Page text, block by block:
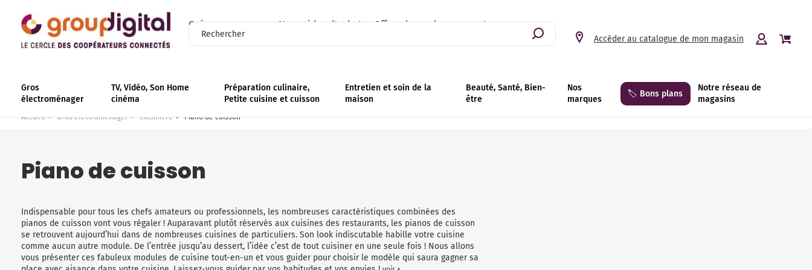
Qui sommes-nous Nos guides d'achat Offres de remboursement
Accéder au catalogue de mon magasin
Gros
électroménager
TV, Vidéo, Son Home
cinéma
Préparation culinaire,
Petite cuisine et cuisson
Entretien et soin de la
maison
Beauté, Santé, Bien-
être
Nos
marques
🏷️ Bons plans
Notre réseau de
magasins
Accueil Gros électroménager Cuisinière Piano de cuisson
Piano de cuisson
Indispensable pour tous les chefs amateurs ou professionnels, les nombreuses caractéristiques combinées des
pianos de cuisson vont vous régaler ! Auparavant plutôt réservés aux cuisines des restaurants, les pianos de cuisson
se retrouvent aujourd’hui dans de nombreuses cuisines de particuliers. Son look indiscutable habille votre cuisine
comme aucun autre module. De l’entrée jusqu’au dessert, l’idée c’est de tout cuisiner en une seule fois ! Nous allons
vous présenter ces fabuleux modules de cuisine tout-en-un et vous guider pour choisir le modèle qui saura gagner sa